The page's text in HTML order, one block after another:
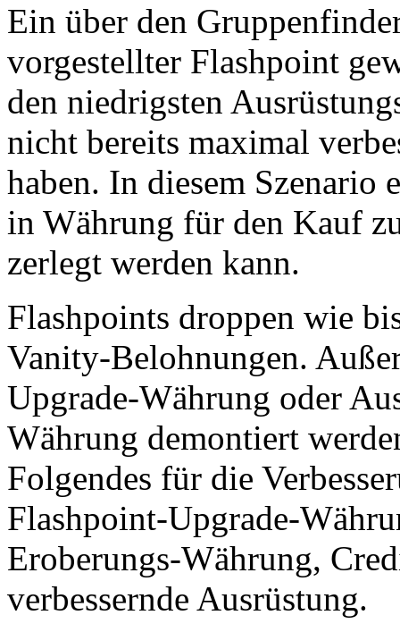
Ein über den
vorgestellter Flashpoint
den niedrigsten
nicht bereits maximal
haben. In diesem Szenario
in Währung für den Kauf
zerlegt werden kann.
Flashpoints droppen wie
Vanity-Belohnungen.
Upgrade-Währung oder
Währung demontiert
Folgendes für die
Flashpoint-Upgrade-
Eroberungs-Währung,
verbessernde Ausrüstung.